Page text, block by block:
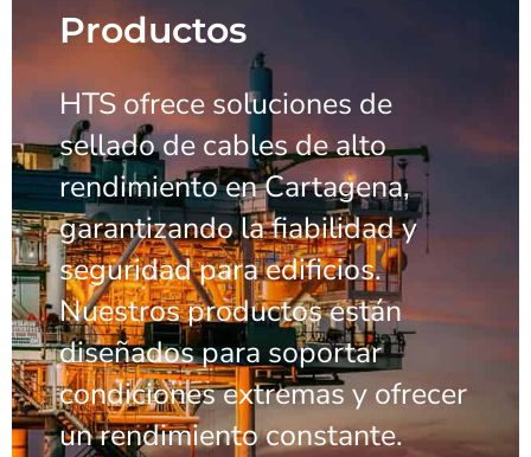
Productos
HTS ofrece soluciones de
sellado de cables de alto
rendimiento en Cartagena,
garantizando la fiabilidad y
seguridad para edificios.
Nuestros productos están
diseñados para soportar
condiciones extremas y ofrecer
un rendimiento constante.